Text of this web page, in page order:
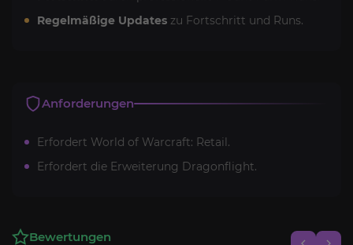
Regelmäßige Updates zu Fortschritt und Runs.
Anforderungen
Erfordert World of Warcraft: Retail.
Erfordert die Erweiterung Dragonflight.
Bewertungen